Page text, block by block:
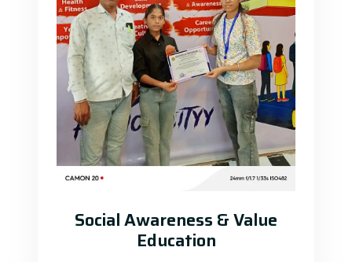
Social Awareness & Value
Education